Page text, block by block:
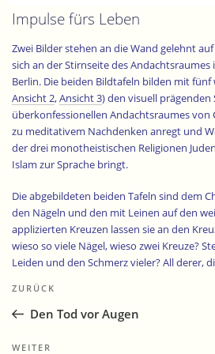
Impulse fürs Leben
Zwei Bilder stehen an die Wand gelehnt
sich an der Stirnseite des Andachtsraumes
Berlin. Die beiden Bildtafeln bilden mit fünf
Ansicht 2,Ansicht 3) den visuell prägenden
überkonfessionellen Andachtsraumes von
zu meditativem Nachdenken anregt und
der drei monotheistischen Religionen
Islam zur Sprache bringt.
Die abgebildeten beiden Tafeln sind dem
den Nägeln und den mit Leinen auf den
applizierten Kreuzen lassen sie an den
wieso so viele Nägel, wieso zwei Kreuze?
Leiden und den Schmerz vieler? All derer,
Leinen, das früher auch als
verwendet wurde, einen Körper, der
liegt ein eigenartiger Schwung in ihnen.
Beitragsnavigation
Vorheriger
Beitrag
ZURÜCK
Den Tod vor Augen
Nächster
WEITER